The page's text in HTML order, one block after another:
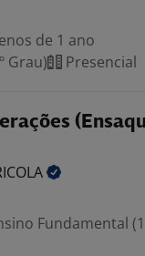
de 1 ano
Grau)
Presencial
Fundamental